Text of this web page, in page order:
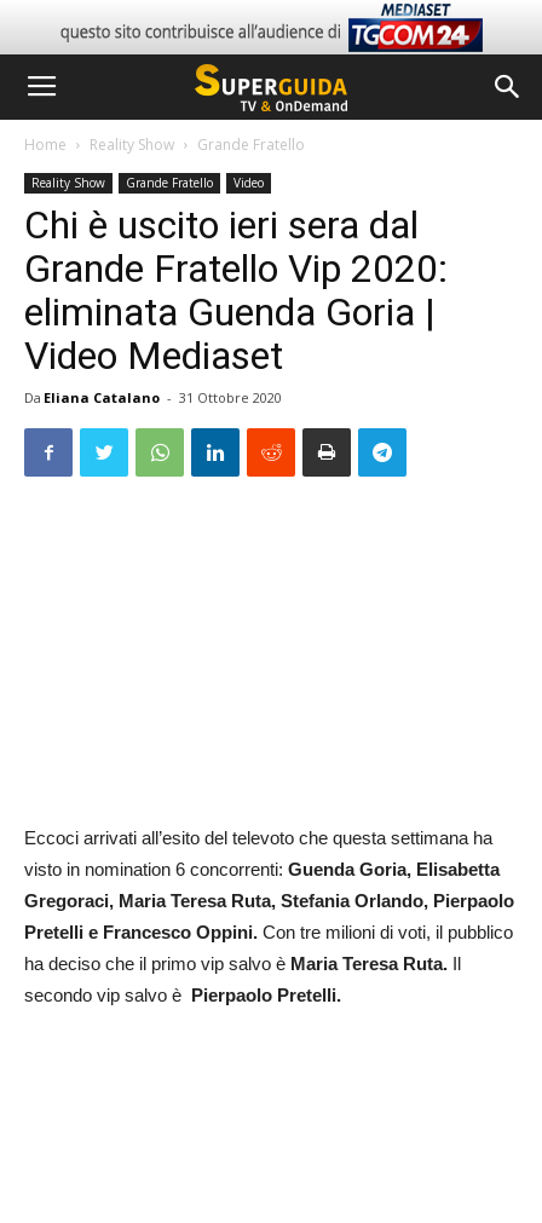
Home Reality Show Grande Fratello
Reality Show Grande Fratello Video
Chi è uscito ieri sera dal
Grande Fratello Vip 2020:
eliminata Guenda Goria |
Video Mediaset
Da Eliana Catalano - 31 Ottobre 2020
Eccoci arrivati all’esito del televoto che questa settimana ha
visto in nomination 6 concorrenti: Guenda Goria, Elisabetta
Gregoraci, Maria Teresa Ruta, Stefania Orlando, Pierpaolo
Pretelli e Francesco Oppini. Con tre milioni di voti, il pubblico
ha deciso che il primo vip salvo è Maria Teresa Ruta.
secondo vip salvo è
Pierpaolo Pretelli.